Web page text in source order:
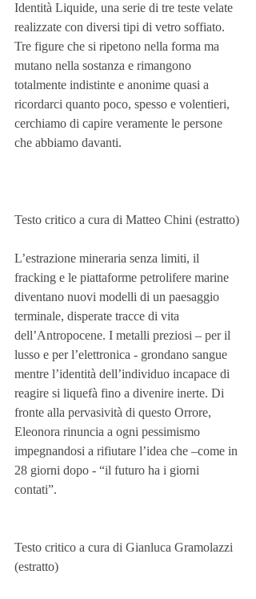
Identità Liquide, una serie di tre teste velate
realizzate con diversi tipi di vetro soffiato.
Tre figure che si ripetono nella forma ma
mutano nella sostanza e rimangono
totalmente indistinte e anonime quasi a
ricordarci quanto poco, spesso e volentieri,
cerchiamo di capire veramente le persone
che abbiamo davanti.
Testo critico a cura di Matteo Chini (estratto)
L’estrazione mineraria senza limiti, il
fracking e le piattaforme petrolifere marine
diventano nuovi modelli di un paesaggio
terminale, disperate tracce di vita
dell’Antropocene. I metalli preziosi – per il
lusso e per l’elettronica - grondano sangue
mentre l’identità dell’individuo incapace di
reagire si liquefà fino a divenire inerte. Di
fronte alla pervasività di questo Orrore,
Eleonora rinuncia a ogni pessimismo
impegnandosi a rifiutare l’idea che –come in
28 giorni dopo - “il futuro ha i giorni
contati”.
Testo critico a cura di Gianluca Gramolazzi
(estratto)